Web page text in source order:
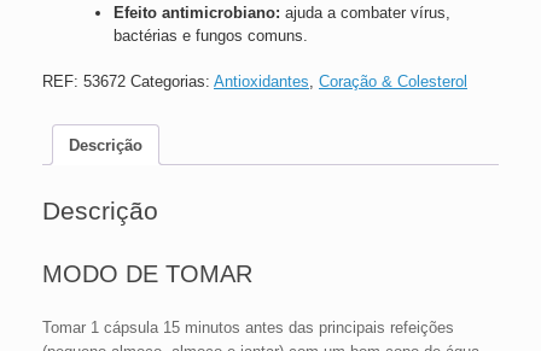
Efeito antimicrobiano: ajuda a combater vírus,
bactérias e fungos comuns.
REF: 53672 Categorias: Antioxidantes, Coração & Colesterol
Descrição
Descrição
MODO DE TOMAR
Tomar 1 cápsula 15 minutos antes das principais refeições